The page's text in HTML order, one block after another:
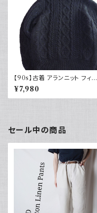
【90s】古着 アランニット フィッ
シャマンセーター ブラックネイ
ビー 黒紺 ウール 90年代 ヴィ
ンテージ Vintage
¥7,980
セール中の商品